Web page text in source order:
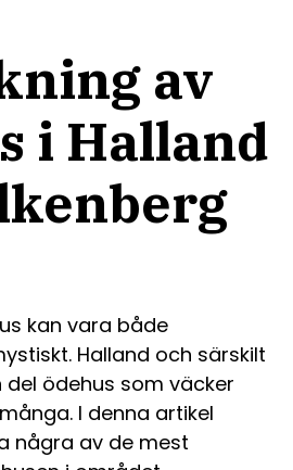
av
i Halland
kan vara både
Halland och särskilt
del ödehus som väcker
I denna artikel
några av de mest